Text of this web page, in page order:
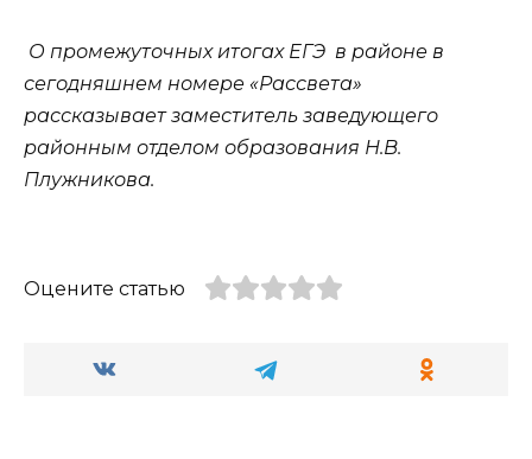
О промежуточных итогах ЕГЭ в районе в
сегодняшнем номере «Рассвета»
рассказывает заместитель заведующего
районным отделом образования Н.В.
Плужникова.
Оцените статью